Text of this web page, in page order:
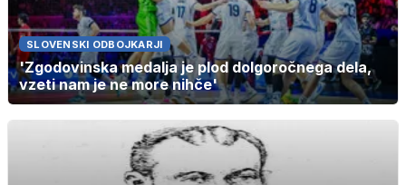
SLOVENSKI ODBOJKARJI
'Zgodovinska medalja je plod dolgoročnega dela,
vzeti nam je ne more nihče'